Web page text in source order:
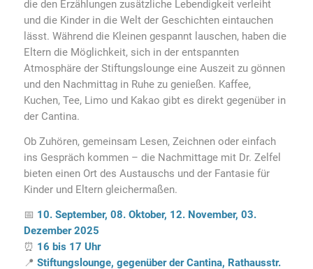
die den Erzählungen zusätzliche Lebendigkeit verleiht
und die Kinder in die Welt der Geschichten eintauchen
lässt. Während die Kleinen gespannt lauschen, haben die
Eltern die Möglichkeit, sich in der entspannten
Atmosphäre der Stiftungslounge eine Auszeit zu gönnen
und den Nachmittag in Ruhe zu genießen. Kaffee,
Kuchen, Tee, Limo und Kakao gibt es direkt gegenüber in
der Cantina.
Ob Zuhören, gemeinsam Lesen, Zeichnen oder einfach
ins Gespräch kommen – die Nachmittage mit Dr. Zelfel
bieten einen Ort des Austauschs und der Fantasie für
Kinder und Eltern gleichermaßen.
📅 10. September, 08. Oktober, 12. November, 03.
Dezember 2025
⏰ 16 bis 17 Uhr
📍 Stiftungslounge, gegenüber der Cantina, Rathausstr.